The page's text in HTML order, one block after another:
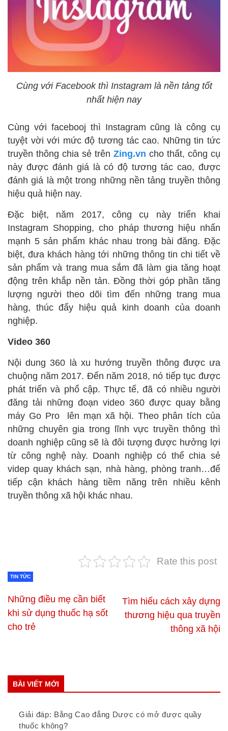
Cùng với Facebook thì Instagram là nền tảng tốt
nhất hiện nay
Cùng với facebooj thì Instagram cũng là công cụ
tuyệt vời với mức độ tương tác cao. Những tin tức
truyền thông chia sẻ trên Zing.vn cho thất, công cụ
này được đánh giá là có độ tương tác cao, được
đánh giá là một trong những nền tảng truyền thông
hiệu quả hiện nay.
Đặc biệt, năm 2017, công cụ này triển khai
Instagram Shopping, cho pháp thương hiệu nhấn
mạnh 5 sản phẩm khác nhau trong bài đăng. Đặc
biệt, đưa khách hàng tới những thông tin chi tiết về
sản phẩm và trang mua sắm đã làm gia tăng hoạt
động trên khắp nền tản. Đồng thời góp phần tăng
lượng người theo dõi tìm đến những trang mua
hàng, thúc đẩy hiệu quả kinh doanh của doanh
nghiệp.
Video 360
Nội dung 360 là xu hướng truyền thông được ưa
chuộng năm 2017. Đến năm 2018, nó tiếp tục được
phát triển và phổ cập. Thực tế, đã có nhiều người
đăng tải những đoạn video 360 được quay bằng
máy Go Pro lên mạn xã hội. Theo phân tích của
những chuyên gia trong lĩnh vực truyền thông thì
doanh nghiệp cũng sẽ là đôi tượng được hưởng lợi
từ công nghệ này. Doanh nghiệp có thể chia sẻ
videp quay khách sạn, nhà hàng, phòng tranh…để
tiếp cận khách hàng tiềm năng trên nhiều kênh
truyền thông xã hội khác nhau.
Rate this post
TIN TỨC
Những điều mẹ cần biết
khi sử dụng thuốc hạ sốt
cho trẻ
Tìm hiểu cách xây dựng
thương hiệu qua truyền
thông xã hội
BÀI VIẾT MỚI
Giải đáp: Bằng Cao đẳng Dược có mở được quầy
thuốc không?